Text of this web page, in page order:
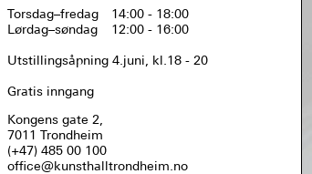
Torsdag–fredag
14:00 - 18:00
Lørdag–søndag 12:00 - 16:00
Utstillingsåpning 4.juni, kl.18 - 20
Gratis inngang
Kongens gate 2,
7011 Trondheim
(+47) 485 00 100
office@kunsthalltrondheim.no